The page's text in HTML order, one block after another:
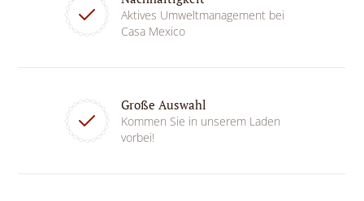
Aktives Umweltmanagement bei
Casa Mexico
Große Auswahl
Kommen Sie in unserem Laden
vorbei!